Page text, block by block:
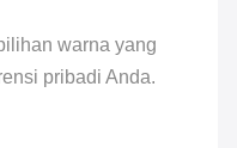
warna yang
pribadi Anda.